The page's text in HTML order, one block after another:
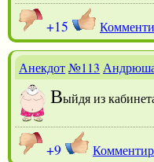
+15
Анекдот№113
Выйдя из
+9